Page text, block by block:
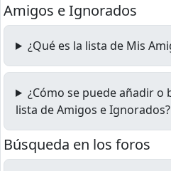
Amigos e Ignorados
¿Qué es la lista de Mis
¿Cómo se puede añadir
lista de Amigos e Ignorados?
Búsqueda en los foros